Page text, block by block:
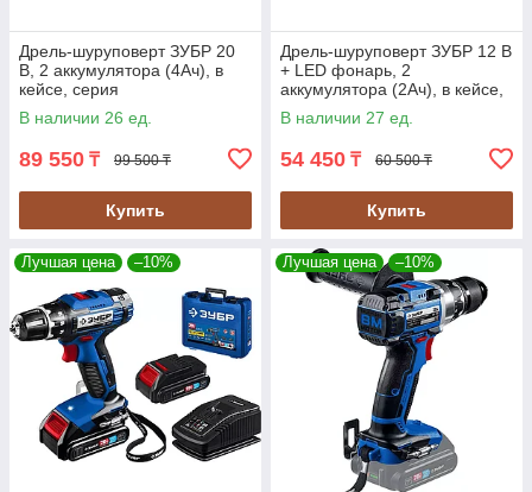
Дрель-шуруповерт ЗУБР 20
В, 2 аккумулятора (4Ач), в
кейсе, серия
"Профессионал" (DL-201-42)
В наличии 26 ед.
89 550 ₸ 99 500 ₸
Купить
Дрель-шуруповерт ЗУБР 12 В
+ LED фонарь, 2
аккумулятора (2Ач), в кейсе,
серия "Профессионал" (DL-
121-22F)
В наличии 27 ед.
54 450 ₸ 60 500 ₸
Купить
Лучшая цена –10% Лучшая цена –10%